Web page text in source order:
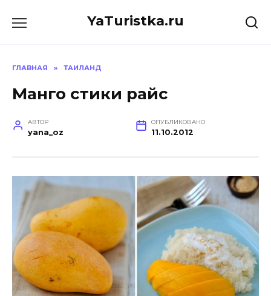
YaTuristka.ru
ГЛАВНАЯ » ТАИЛАНД
Манго стики райс
АВТОР
yana_oz
ОПУБЛИКОВАНО
11.10.2012